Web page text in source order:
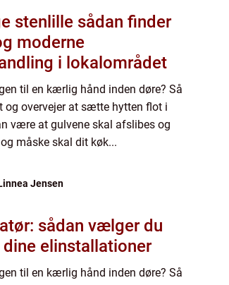
sådan finder
moderne
i lokalområdet
til en kærlig hånd inden døre? Så
og overvejer at sætte hytten flot i
være at gulvene skal afslibes og
måske skal dit køk...
Jensen
sådan vælger du
elinstallationer
til en kærlig hånd inden døre? Så